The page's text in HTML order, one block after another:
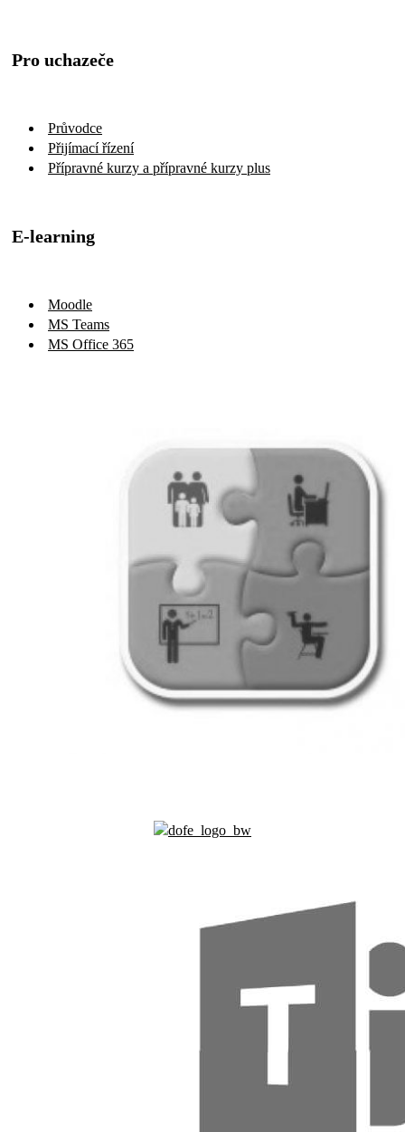
Preventivní program
Maturitní zkouška
Pro uchazeče
Přijímací řízení
Přípravné kurzy a přípravné kurzy plus
E-learning